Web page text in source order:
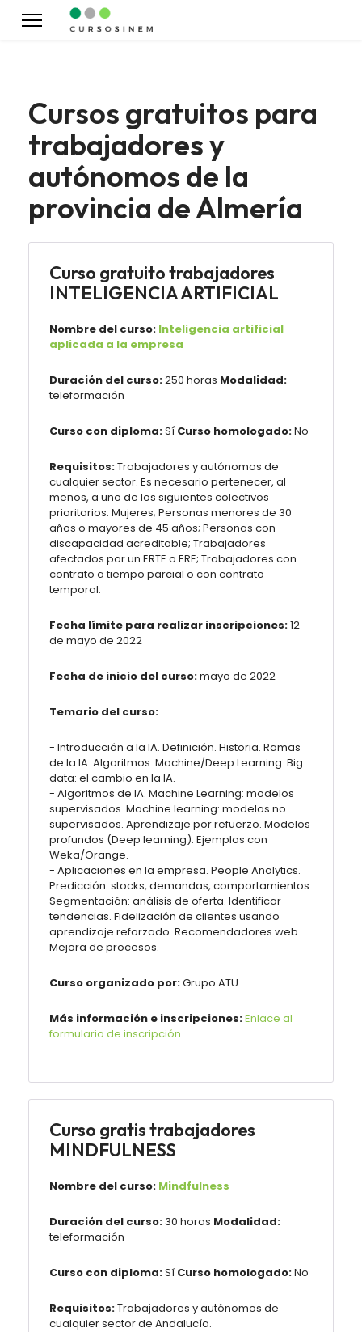
Cursos gratuitos para
trabajadores y
autónomos de la
provincia de Almería
Curso gratuito trabajadores
INTELIGENCIA ARTIFICIAL
Nombre del curso: Inteligencia artificial
aplicada a la empresa
Duración del curso:250 horas Modalidad:
teleformación
Curso con diploma:Sí Curso homologado:No
Requisitos:Trabajadores y autónomos de
cualquier sector. Es necesario pertenecer, al
menos, a uno de los siguientes colectivos
prioritarios: Mujeres; Personas menores de 30
años o mayores de 45 años; Personas con
discapacidad acreditable; Trabajadores
afectados por un ERTE o ERE; Trabajadores con
contrato a tiempo parcial o con contrato
temporal.
Fecha límite para realizar inscripciones:12
de mayo de 2022
Fecha de inicio del curso:mayo de 2022
Temario del curso:
- Introducción a la IA. Definición. Historia. Ramas
de la IA. Algoritmos. Machine/Deep Learning. Big
data: el cambio en la IA.
- Algoritmos de IA. Machine Learning: modelos
supervisados. Machine learning: modelos no
supervisados. Aprendizaje por refuerzo. Modelos
profundos (Deep learning). Ejemplos con
Weka/Orange.
- Aplicaciones en la empresa. People Analytics.
Predicción: stocks, demandas, comportamientos.
Segmentación: análisis de oferta. Identificar
tendencias. Fidelización de clientes usando
aprendizaje reforzado. Recomendadores web.
Mejora de procesos.
Curso organizado por:Grupo ATU
Más información e inscripciones:Enlace al
formulario de inscripción
Curso gratis trabajadores
MINDFULNESS
Nombre del curso: Mindfulness
Duración del curso: 30 horas Modalidad:
teleformación
Curso con diploma:Sí Curso homologado:No
Requisitos:Trabajadores y autónomos de
cualquier sector de Andalucía.